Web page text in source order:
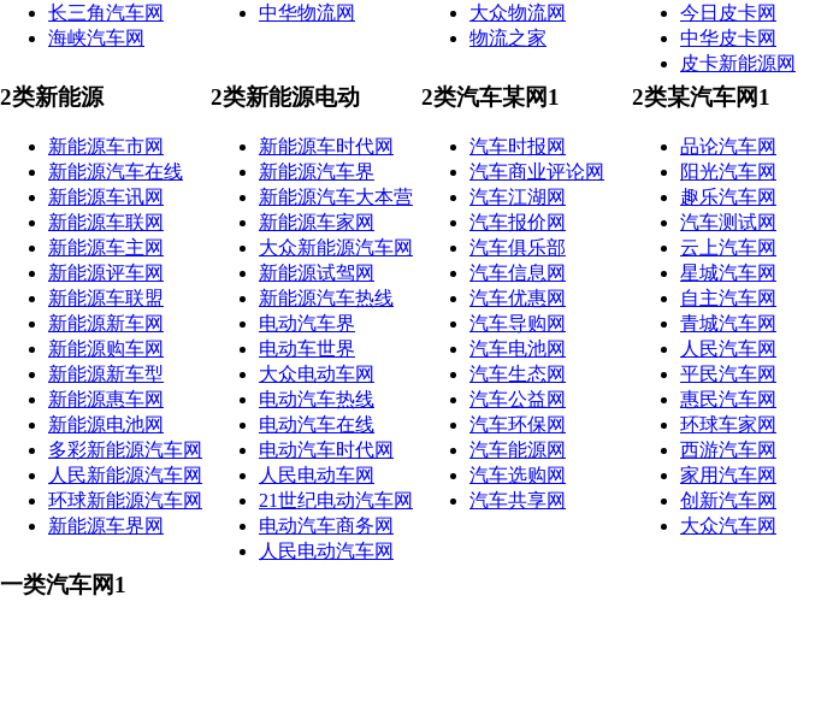
长三角汽车网
海峡汽车网
中华物流网
大众物流网
物流之家
今日皮卡网
中华皮卡网
皮卡新能源网
2类新能源
新能源车市网
新能源汽车在线
新能源车讯网
新能源车联网
新能源车主网
新能源评车网
新能源车联盟
新能源新车网
新能源购车网
新能源新车型
新能源惠车网
新能源电池网
多彩新能源汽车网
人民新能源汽车网
环球新能源汽车网
新能源车界网
2类新能源电动
新能源车时代网
新能源汽车界
新能源汽车大本营
新能源车家网
大众新能源汽车网
新能源试驾网
新能源汽车热线
电动汽车界
电动车世界
大众电动车网
电动汽车热线
电动汽车在线
电动汽车时代网
人民电动车网
21世纪电动汽车网
电动汽车商务网
人民电动汽车网
2类汽车某网1
汽车时报网
汽车商业评论网
汽车江湖网
汽车报价网
汽车俱乐部
汽车信息网
汽车优惠网
汽车导购网
汽车电池网
汽车生态网
汽车公益网
汽车环保网
汽车能源网
汽车选购网
汽车共享网
2类某汽车网1
品论汽车网
阳光汽车网
趣乐汽车网
汽车测试网
云上汽车网
星城汽车网
自主汽车网
青城汽车网
人民汽车网
平民汽车网
惠民汽车网
环球车家网
西游汽车网
家用汽车网
创新汽车网
大众汽车网
一类汽车网1